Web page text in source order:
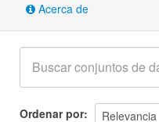
Acerca de
Ordenar por